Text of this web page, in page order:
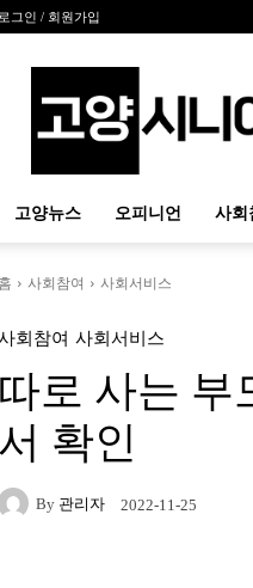
로그인 / 회원가입
시
고양뉴스 오피니언 사회
홈 사회참여 사회서비스
회참여 사회서비스
따로 사는 부
서 확인
By 관리자 2022-11-25